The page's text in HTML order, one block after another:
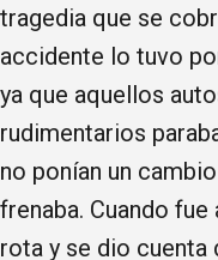
tragedia que se
accidente lo tuvo
ya que aquellos
rudimentarios
no ponían un
frenaba. Cuando
rota y se dio cuenta